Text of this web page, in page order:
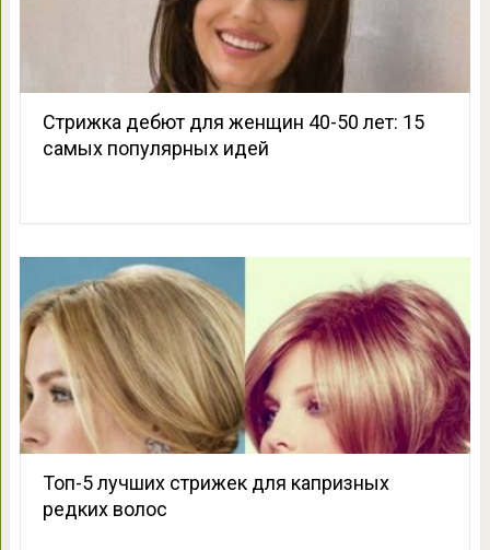
Cтрижка дебют для женщин 40-50 лет: 15
самых популярных идей
Топ-5 лучших стрижек для капризных
редких волос